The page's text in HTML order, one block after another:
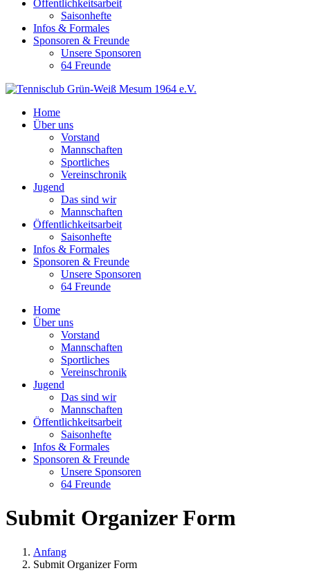
Öffentlichkeitsarbeit
Saisonhefte
Infos & Formales
Sponsoren & Freunde
Unsere Sponsoren
64 Freunde
Home
Über uns
Vorstand
Mannschaften
Sportliches
Vereinschronik
Jugend
Das sind wir
Mannschaften
Öffentlichkeitsarbeit
Saisonhefte
Infos & Formales
Sponsoren & Freunde
Unsere Sponsoren
64 Freunde
Home
Über uns
Vorstand
Mannschaften
Sportliches
Vereinschronik
Jugend
Das sind wir
Mannschaften
Öffentlichkeitsarbeit
Saisonhefte
Infos & Formales
Sponsoren & Freunde
Unsere Sponsoren
64 Freunde
Submit Organizer Form
Anfang
Submit Organizer Form